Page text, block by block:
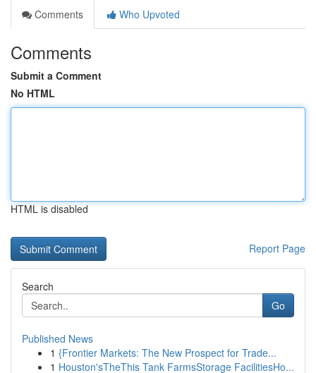
Comments
Who Upvoted
Comments
Submit a Comment
No HTML
HTML is disabled
Report Page
Search
Go
Published News
1 {Frontier Markets: The New Prospect for Trade...
1 Houston'sTheThis Tank FarmsStorage FacilitiesHo...